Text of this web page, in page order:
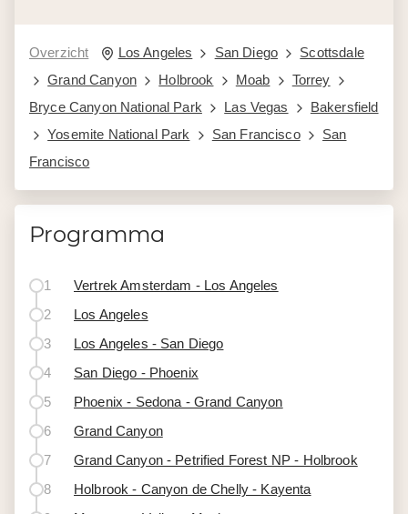
Overzicht Los Angeles San Diego
Scottsdale
Grand Canyon
Holbrook Moab
Torrey
Bryce Canyon National Park
Las Vegas
Bakersfield
Yosemite National Park
San Francisco
San
Francisco
Programma
1
Vertrek Amsterdam - Los Angeles
2
Los Angeles
3
Los Angeles - San Diego
4
San Diego - Phoenix
5
Phoenix - Sedona - Grand Canyon
6
Grand Canyon
7
Grand Canyon - Petrified Forest NP - Holbrook
8
Holbrook - Canyon de Chelly - Kayenta